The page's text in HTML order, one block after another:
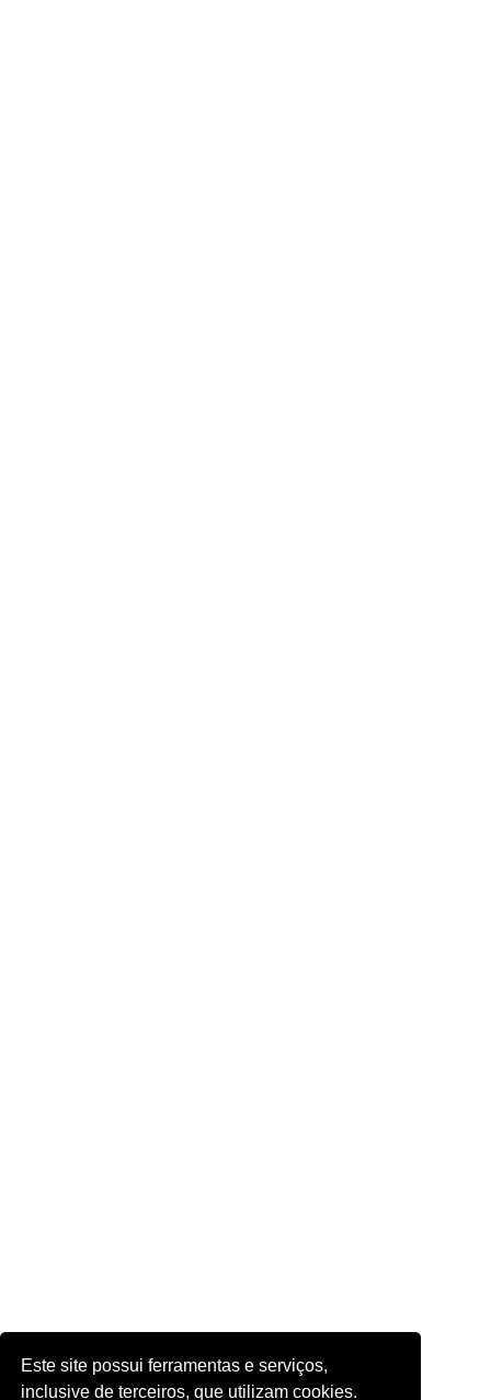
Este site possui ferramentas e serviços,
inclusive de terceiros, que utilizam cookies.